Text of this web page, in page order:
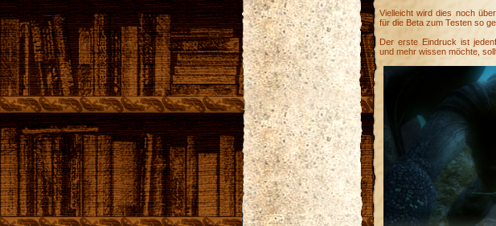
Vielleicht wird dies noch
für die Beta zum Testen so
Der erste Eindruck ist
und mehr wissen möchte,